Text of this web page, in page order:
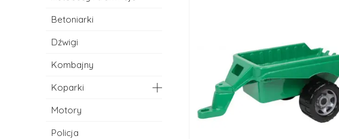
Betoniarki
Dźwigi
Kombajny
Koparki
Motory
Policja